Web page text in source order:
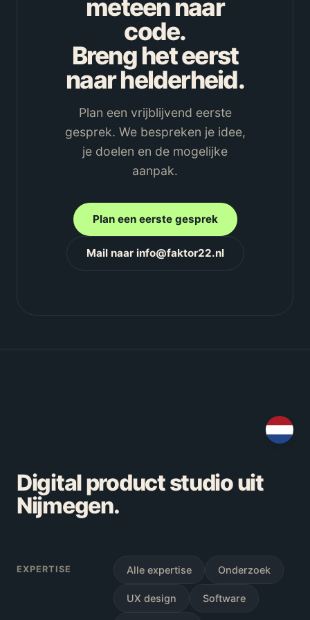
meteen naar
code.
Breng het eerst
naar helderheid.
Plan een vrijblijvend eerste
gesprek. We bespreken je idee,
je doelen en de mogelijke
aanpak.
Plan een eerste gesprek
Mail naar info@faktor22.nl
Digital product studio uit
Nijmegen.
EXPERTISE Alle expertise Onderzoek
UX design Software